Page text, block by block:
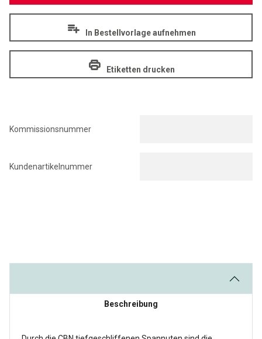
Kommissionsnummer
Kundenartikelnummer
In Bestellvorlage aufnehmen
Etiketten drucken
Beschreibung